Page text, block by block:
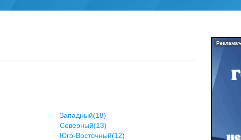
Западный(18)
Северный(13)
Юго-Восточный(12)
Реклама